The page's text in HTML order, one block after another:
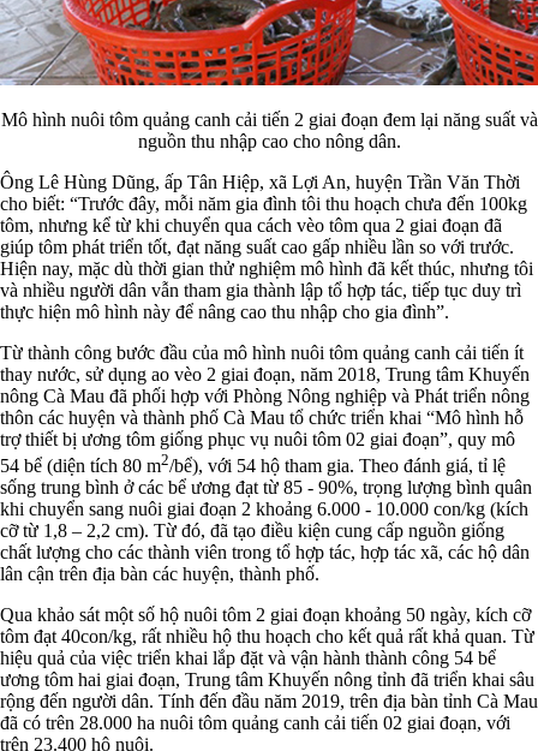
Mô hình nuôi tôm quảng canh cải tiến 2 giai đoạn đem lại năng suất và
nguồn thu nhập cao cho nông dân.
Ông Lê Hùng Dũng, ấp Tân Hiệp, xã Lợi An, huyện Trần Văn Thời
cho biết: “Trước đây, mỗi năm gia đình tôi thu hoạch chưa đến 100kg
tôm, nhưng kể từ khi chuyển qua cách vèo tôm qua 2 giai đoạn đã
giúp tôm phát triển tốt, đạt năng suất cao gấp nhiều lần so với trước.
Hiện nay, mặc dù thời gian thử nghiệm mô hình đã kết thúc, nhưng tôi
và nhiều người dân vẫn tham gia thành lập tổ hợp tác, tiếp tục duy trì
thực hiện mô hình này để nâng cao thu nhập cho gia đình”.
Từ thành công bước đầu của mô hình nuôi tôm quảng canh cải tiến ít
thay nước, sử dụng ao vèo 2 giai đoạn, năm 2018, Trung tâm Khuyến
nông Cà Mau đã phối hợp với Phòng Nông nghiệp và Phát triển nông
thôn các huyện và thành phố Cà Mau tổ chức triển khai “Mô hình hỗ
trợ thiết bị ương tôm giống phục vụ nuôi tôm 02 giai đoạn”, quy mô
54 bể (diện tích 80 m2/bể), với 54 hộ tham gia. Theo đánh giá, tỉ lệ
sống trung bình ở các bể ương đạt từ 85 - 90%, trọng lượng bình quân
khi chuyển sang nuôi giai đoạn 2 khoảng 6.000 - 10.000 con/kg (kích
cỡ từ 1,8 – 2,2 cm). Từ đó, đã tạo điều kiện cung cấp nguồn giống
chất lượng cho các thành viên trong tổ hợp tác, hợp tác xã, các hộ dân
lân cận trên địa bàn các huyện, thành phố.
Qua khảo sát một số hộ nuôi tôm 2 giai đoạn khoảng 50 ngày, kích cỡ
tôm đạt 40con/kg, rất nhiều hộ thu hoạch cho kết quả rất khả quan. Từ
hiệu quả của việc triển khai lắp đặt và vận hành thành công 54 bể
ương tôm hai giai đoạn, Trung tâm Khuyến nông tỉnh đã triển khai sâu
rộng đến người dân. Tính đến đầu năm 2019, trên địa bàn tỉnh Cà Mau
đã có trên 28.000 ha nuôi tôm quảng canh cải tiến 02 giai đoạn, với
trên 23.400 hộ nuôi.